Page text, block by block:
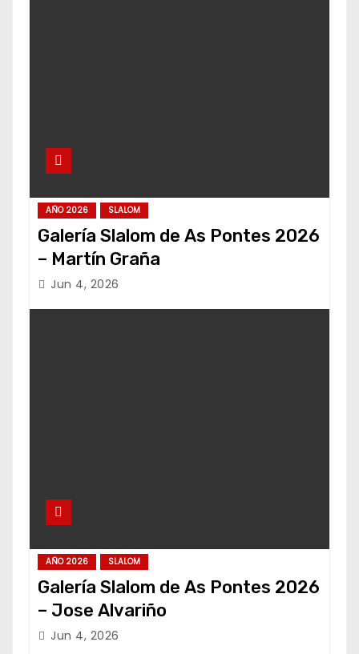
AÑO 2026 SLALOM
Galería Slalom de As Pontes 2026
– Martín Graña
Jun 4, 2026
AÑO 2026 SLALOM
Galería Slalom de As Pontes 2026
– Jose Alvariño
Jun 4, 2026